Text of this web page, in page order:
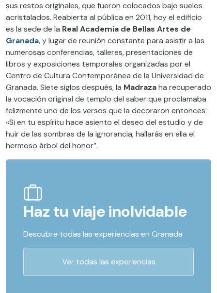
sus restos originales, que fueron colocados bajo suelos
acristalados. Reabierta al pública en 2011, hoy el edificio
es la sede de la Real Academia de Bellas Artes de
Granada, y lugar de reunión constante para asistir a las
numerosas conferencias, talleres, presentaciones de
libros y exposiciones temporales organizadas por el
Centro de Cultura Contemporánea de la Universidad de
Granada. Siete siglos después, la Madrazaha recuperado
la vocación original de templo del saber que proclamaba
felizmente uno de los versos que la decoraron entonces:
«Si en tu espíritu hace asiento el deseo del estudio y de
huir de las sombras de la ignorancia, hallarás en ella el
hermoso árbol del honor”.
Haz tu viaje inolvidable
Descubre todas las experiencias en Granada
Ver todas las experiencias